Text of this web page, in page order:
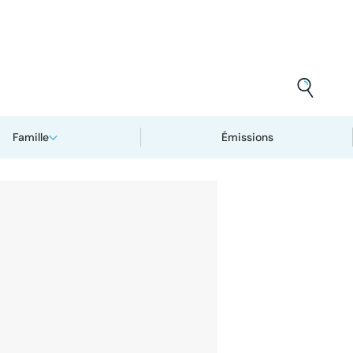
Famille Émissions